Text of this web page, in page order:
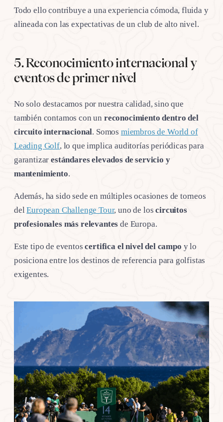
Todo ello contribuye a una experiencia cómoda, fluida y
alineada con las expectativas de un club de alto nivel.
5. Reconocimiento internacional y
eventos de primer nivel
No solo destacamos por nuestra calidad, sino que
también contamos con un reconocimiento dentro del
circuito internacional. Somos miembros de World of
Leading Golf, lo que implica auditorías periódicas para
garantizarestándares elevados de servicio y
mantenimiento.
Además, ha sido sede en múltiples ocasiones de torneos
delEuropean Challenge Tour, uno de loscircuitos
profesionales más relevantes de Europa.
Este tipo de eventoscertifica el nivel del campo y lo
posiciona entre los destinos de referencia para golfistas
exigentes.